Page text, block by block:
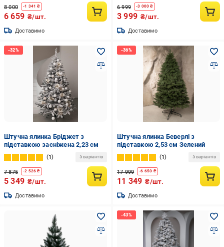
8 000 -1 341 ₴
6 659 ₴/шт.
Доставимо
6 999 -3 000 ₴
3 999 ₴/шт.
Доставимо
Штучна ялинка Бріджет з
підставкою засніжена 2,23 см
1 5 варіантів
7 875 -2 526 ₴
5 349 ₴/шт.
Доставимо
Штучна ялинка Беверлі з
підставкою 2,53 см Зелений
1 5 варіантів
17 999 -6 650 ₴
11 349 ₴/шт.
Доставимо